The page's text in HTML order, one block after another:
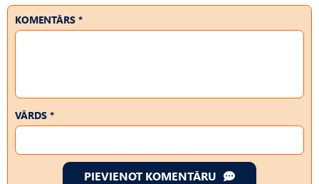
KOMENTĀRS *
VĀRDS *
PIEVIENOT KOMENTĀRU